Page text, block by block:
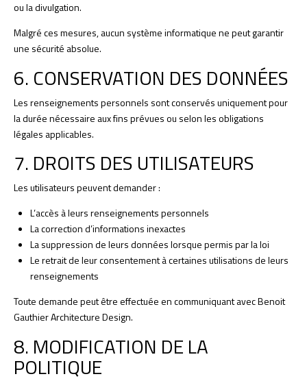
ou la divulgation.
Malgré ces mesures, aucun système informatique ne peut garantir
une sécurité absolue.
6. CONSERVATION DES DONNÉES
Les renseignements personnels sont conservés uniquement pour
la durée nécessaire aux fins prévues ou selon les obligations
légales applicables.
7. DROITS DES UTILISATEURS
Les utilisateurs peuvent demander :
L’accès à leurs renseignements personnels
La correction d’informations inexactes
La suppression de leurs données lorsque permis par la loi
Le retrait de leur consentement à certaines utilisations de leurs
renseignements
Toute demande peut être effectuée en communiquant avec Benoit
Gauthier Architecture Design.
8. MODIFICATION DE LA
POLITIQUE